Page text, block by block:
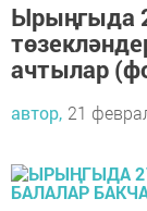
Ырыңгыда
ачтылар
автор, 21